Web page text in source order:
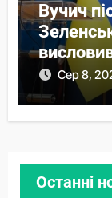
Вучич
території
Сер 8,
Останні